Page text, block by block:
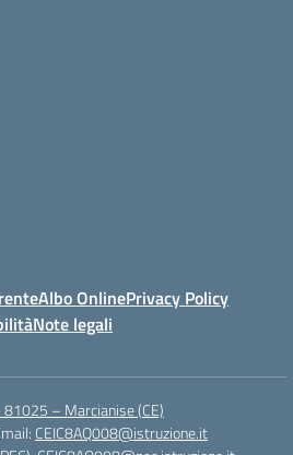
Albo OnlinePrivacy Policy
Note legali
– Marcianise (CE)
CEIC8AQ008@istruzione.it